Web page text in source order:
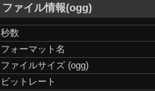
ファイル情報(ogg)
秒数
フォーマット名
ファイルサイズ (ogg)
ビットレート